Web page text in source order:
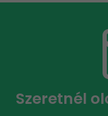
Szeretnél